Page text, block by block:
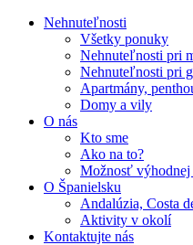
Nehnuteľnosti
Všetky ponuky
Nehnuteľnosti pri
Nehnuteľnosti pri
Apartmány,
Domy a vily
O nás
Kto sme
Ako na to?
Možnosť výhodnej
O Španielsku
Andalúzia, Costa
Aktivity v okolí
Kontaktujte nás